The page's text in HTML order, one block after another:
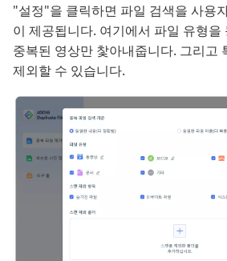
"설정"을 클릭하면 파일 검색을 사용
이 제공됩니다. 여기에서 파일 유형을
중복된 영상만 찿아내줍니다. 그리고
제외할 수 있습니다.